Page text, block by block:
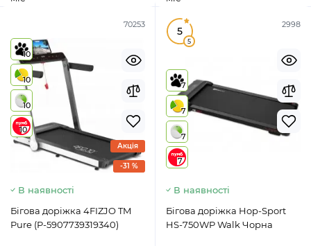
70253
10
10
10
10
-31 %
Акція
В наявності
Бігова доріжка 4FIZJO TM
Pure (P-5907739319340)
2998
5
5
7
7
7
7
В наявності
Бігова доріжка Hop-Sport
HS-750WP Walk Чорна